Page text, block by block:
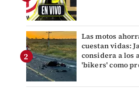
Las motos
cuestan vidas:
considera a los
'bikers' como